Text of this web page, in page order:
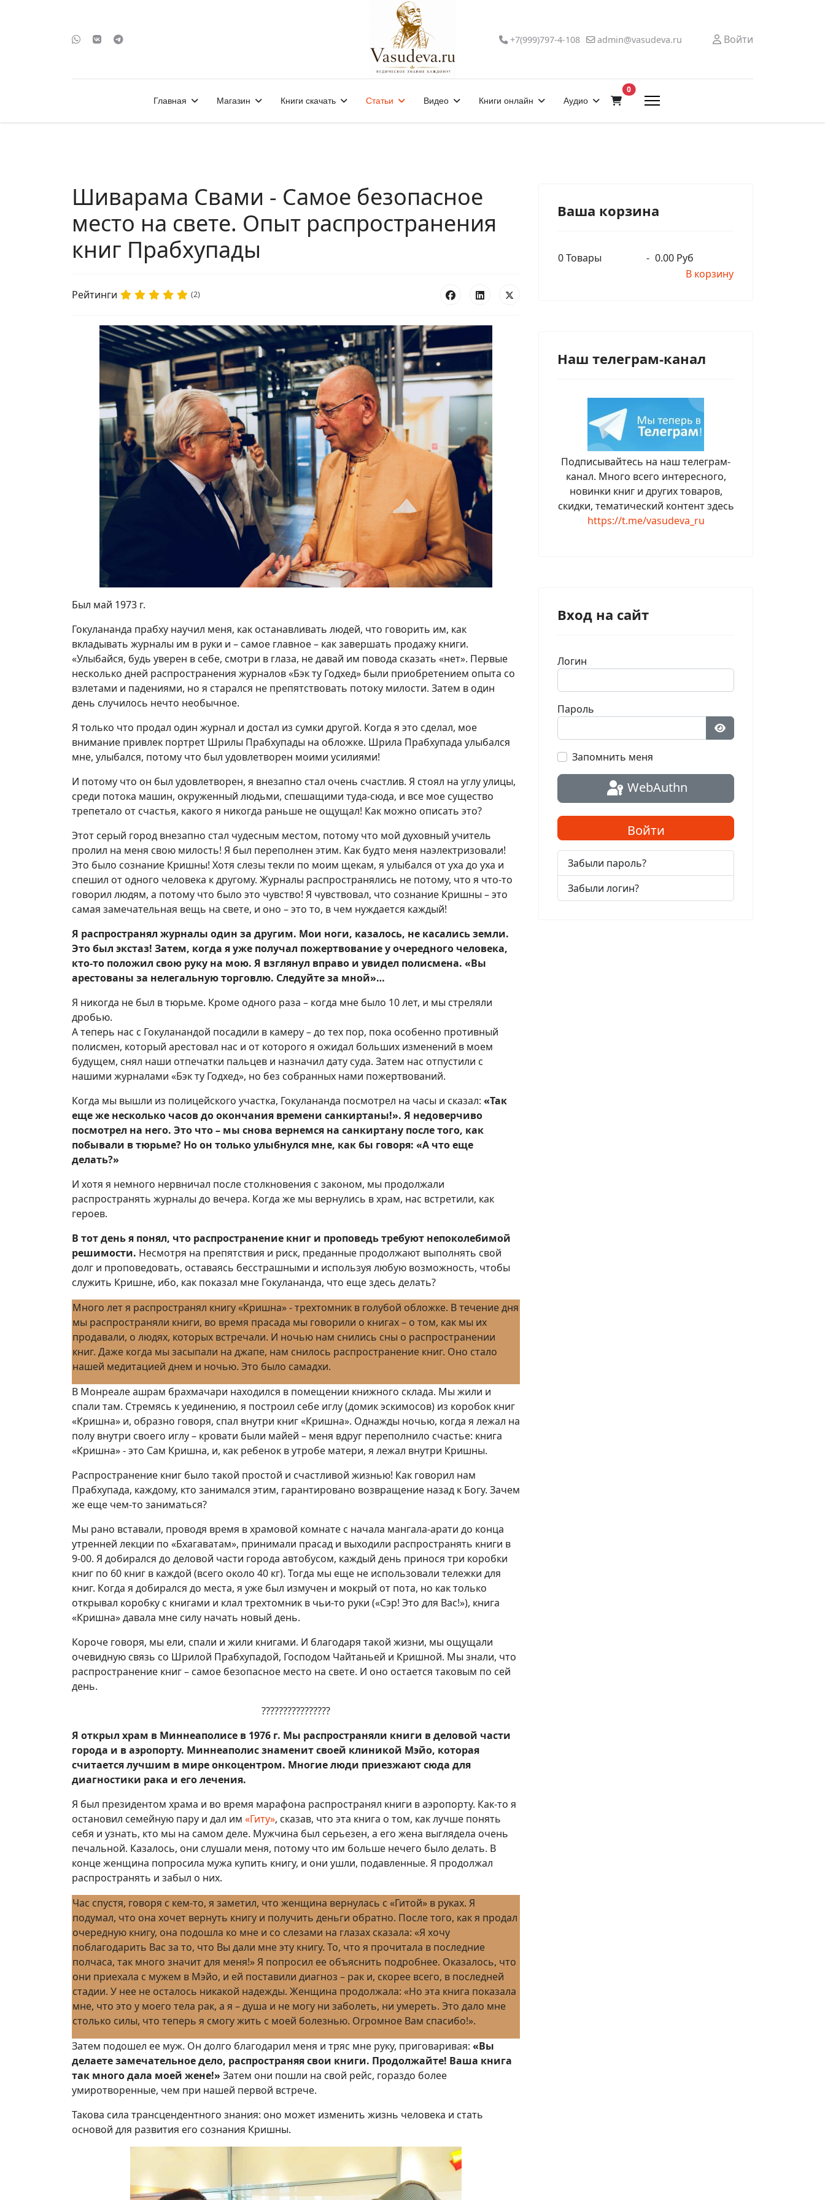
+7(999)797-4-108 admin@vasudeva.ru Войти
Главная Магазин Книги скачать Статьи Видео Книги онлайн Аудио
0В корзину
Шиварама Свами - Самое безопасное
место на свете. Опыт распространения
книг Прабхупады
Рейтинги (2)
Был май 1973 г.
Гокулананда прабху научил меня, как останавливать людей, что говорить им, как
вкладывать журналы им в руки и – самое главное – как завершать продажу книги.
«Улыбайся, будь уверен в себе, смотри в глаза, не давай им повода сказать «нет». Первые
несколько дней распространения журналов «Бэк ту Годхед» были приобретением опыта со
взлетами и падениями, но я старался не препятствовать потоку милости. Затем в один
день случилось нечто необычное.
Я только что продал один журнал и достал из сумки другой. Когда я это сделал, мое
внимание привлек портрет Шрилы Прабхупады на обложке. Шрила Прабхупада улыбался
мне, улыбался, потому что был удовлетворен моими усилиями!
И потому что он был удовлетворен, я внезапно стал очень счастлив. Я стоял на углу улицы,
среди потока машин, окруженный людьми, спешащими туда-сюда, и все мое существо
трепетало от счастья, какого я никогда раньше не ощущал! Как можно описать это?
Этот серый город внезапно стал чудесным местом, потому что мой духовный учитель
пролил на меня свою милость! Я был переполнен этим. Как будто меня наэлектризовали!
Это было сознание Кришны! Хотя слезы текли по моим щекам, я улыбался от уха до уха и
спешил от одного человека к другому. Журналы распространялись не потому, что я что-то
говорил людям, а потому что было это чувство! Я чувствовал, что сознание Кришны – это
самая замечательная вещь на свете, и оно – это то, в чем нуждается каждый!
Я распространял журналы один за другим. Мои ноги, казалось, не касались земли.
Это был экстаз! Затем, когда я уже получал пожертвование у очередного человека,
кто-то положил свою руку на мою. Я взглянул вправо и увидел полисмена. «Вы
арестованы за нелегальную торговлю. Следуйте за мной»…
Я никогда не был в тюрьме. Кроме одного раза – когда мне было 10 лет, и мы стреляли
дробью.
А теперь нас с Гокуланандой посадили в камеру – до тех пор, пока особенно противный
полисмен, который арестовал нас и от которого я ожидал больших изменений в моем
будущем, снял наши отпечатки пальцев и назначил дату суда. Затем нас отпустили с
нашими журналами «Бэк ту Годхед», но без собранных нами пожертвований.
Когда мы вышли из полицейского участка, Гокулананда посмотрел на часы и сказал: «Так
еще же несколько часов до окончания времени санкиртаны!». Я недоверчиво
посмотрел на него. Это что – мы снова вернемся на санкиртану после того, как
побывали в тюрьме? Но он только улыбнулся мне, как бы говоря: «А что еще
делать?»
И хотя я немного нервничал после столкновения с законом, мы продолжали
распространять журналы до вечера. Когда же мы вернулись в храм, нас встретили, как
героев.
В тот день я понял, что распространение книг и проповедь требуют непоколебимой
решимости. Несмотря на препятствия и риск, преданные продолжают выполнять свой
долг и проповедовать, оставаясь бесстрашными и используя любую возможность, чтобы
служить Кришне, ибо, как показал мне Гокулананда, что еще здесь делать?
Много лет я распространял книгу «Кришна» - трехтомник в голубой обложке. В течение дня
мы распространяли книги, во время прасада мы говорили о книгах – о том, как мы их
продавали, о людях, которых встречали. И ночью нам снились сны о распространении
книг. Даже когда мы засыпали на джапе, нам снилось распространение книг. Оно стало
нашей медитацией днем и ночью. Это было самадхи.
В Монреале ашрам брахмачари находился в помещении книжного склада. Мы жили и
спали там. Стремясь к уединению, я построил себе иглу (домик эскимосов) из коробок книг
«Кришна» и, образно говоря, спал внутри книг «Кришна». Однажды ночью, когда я лежал на
полу внутри своего иглу – кровати были майей – меня вдруг переполнило счастье: книга
«Кришна» - это Сам Кришна, и, как ребенок в утробе матери, я лежал внутри Кришны.
Распространение книг было такой простой и счастливой жизнью! Как говорил нам
Прабхупада, каждому, кто занимался этим, гарантировано возвращение назад к Богу. Зачем
же еще чем-то заниматься?
Мы рано вставали, проводя время в храмовой комнате с начала мангала-арати до конца
утренней лекции по «Бхагаватам», принимали прасад и выходили распространять книги в
9-00. Я добирался до деловой части города автобусом, каждый день принося три коробки
книг по 60 книг в каждой (всего около 40 кг). Тогда мы еще не использовали тележки для
книг. Когда я добирался до места, я уже был измучен и мокрый от пота, но как только
открывал коробку с книгами и клал трехтомник в чьи-то руки («Сэр! Это для Вас!»), книга
«Кришна» давала мне силу начать новый день.
Короче говоря, мы ели, спали и жили книгами. И благодаря такой жизни, мы ощущали
очевидную связь со Шрилой Прабхупадой, Господом Чайтаньей и Кришной. Мы знали, что
распространение книг – самое безопасное место на свете. И оно остается таковым по сей
день.
????????????????
Я открыл храм в Миннеаполисе в 1976 г. Мы распространяли книги в деловой части
города и в аэропорту. Миннеаполис знаменит своей клиникой Мэйо, которая
считается лучшим в мире онкоцентром. Многие люди приезжают сюда для
диагностики рака и его лечения.
Я был президентом храма и во время марафона распространял книги в аэропорту. Как-то я
остановил семейную пару и дал им «Гиту», сказав, что эта книга о том, как лучше понять
себя и узнать, кто мы на самом деле. Мужчина был серьезен, а его жена выглядела очень
печальной. Казалось, они слушали меня, потому что им больше нечего было делать. В
конце женщина попросила мужа купить книгу, и они ушли, подавленные. Я продолжал
распространять и забыл о них.
Час спустя, говоря с кем-то, я заметил, что женщина вернулась с «Гитой» в руках. Я
подумал, что она хочет вернуть книгу и получить деньги обратно. После того, как я продал
очередную книгу, она подошла ко мне и со слезами на глазах сказала: «Я хочу
поблагодарить Вас за то, что Вы дали мне эту книгу. То, что я прочитала в последние
полчаса, так много значит для меня!» Я попросил ее объяснить подробнее. Оказалось, что
они приехала с мужем в Мэйо, и ей поставили диагноз – рак и, скорее всего, в последней
стадии. У нее не осталось никакой надежды. Женщина продолжала: «Но эта книга показала
мне, что это у моего тела рак, а я – душа и не могу ни заболеть, ни умереть. Это дало мне
столько силы, что теперь я смогу жить с моей болезнью. Огромное Вам спасибо!».
Затем подошел ее муж. Он долго благодарил меня и тряс мне руку, приговаривая: «Вы
делаете замечательное дело, распространяя свои книги. Продолжайте! Ваша книга
так много дала моей жене!» Затем они пошли на свой рейс, гораздо более
умиротворенные, чем при нашей первой встрече.
Такова сила трансцендентного знания: оно может изменить жизнь человека и стать
основой для развития его сознания Кришны.
Ваша корзина
0Товары - 0.00 Руб
В корзину
Наш телеграм-канал
Подписывайтесь на наш телеграм-
канал. Много всего интересного,
новинки книг и других товаров,
скидки, тематический контент здесь
https://t.me/vasudeva_ru
Вход на сайт
Логин
Пароль
Показать пароль
Запомнить меня
WebAuthn
Войти
Забыли пароль?
Забыли логин?